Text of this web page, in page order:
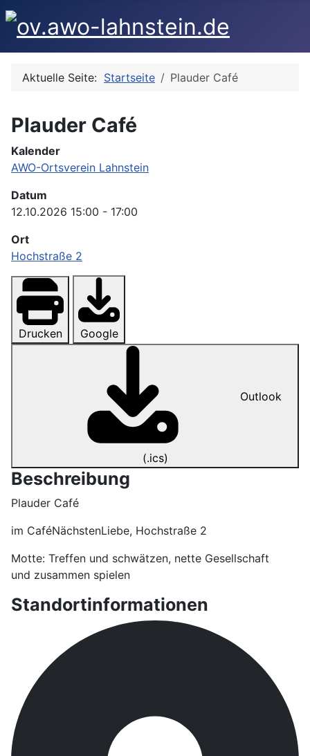
Aktuelle Seite: Startseite Plauder Café
Plauder Café
Kalender
AWO-Ortsverein Lahnstein
Datum
12.10.2026 15:00 - 17:00
Ort
Hochstraße 2
Drucken Google
(.ics)
Beschreibung
Plauder Café
im CaféNächstenLiebe, Hochstraße 2
Motte: Treffen und schwätzen, nette Gesellschaft
und zusammen spielen
Standortinformationen